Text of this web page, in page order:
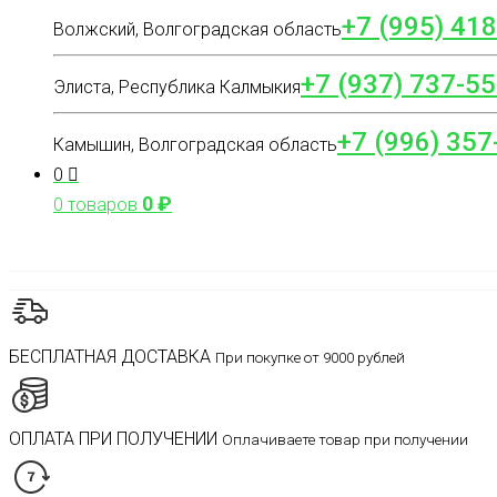
Волжский, Волгоградская область+7 (995)
Элиста, Республика Калмыкия+7 (937) 737-
Камышин, Волгоградская область+7 (996)
0
0 товаров 0₽
БЕСПЛАТНАЯ ДОСТАВКА При покупке от 9000 рублей
ОПЛАТА ПРИ ПОЛУЧЕНИИ Оплачиваете товар при получении